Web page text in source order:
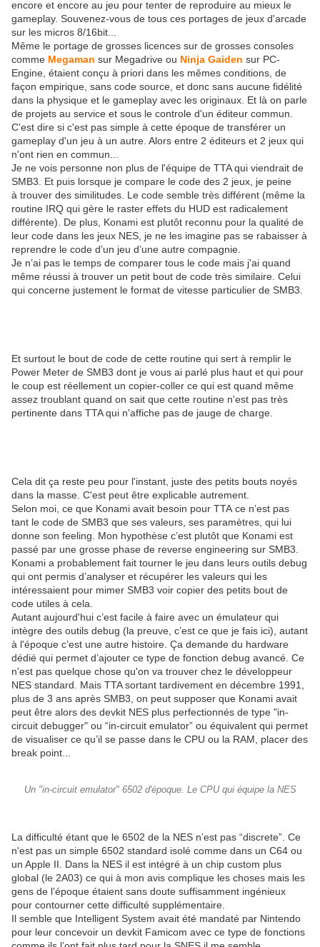
encore et encore au jeu pour tenter de reproduire au mieux le
gameplay. Souvenez-vous de tous ces portages de jeux d'arcade
sur les micros 8/16bit...
Même le portage de grosses licences sur de grosses consoles
comme Megaman sur Megadrive ou Ninja Gaiden sur PC-
Engine, étaient conçu à priori dans les mêmes conditions, de
façon empirique, sans code source, et donc sans aucune fidélité
dans la physique et le gameplay avec les originaux. Et là on parle
de projets au service et sous le controle d'un éditeur commun.
C'est dire si c'est pas simple à cette époque de transférer un
gameplay d'un jeu à un autre. Alors entre 2 éditeurs et 2 jeux qui
n'ont rien en commun...
Je ne vois personne non plus de l'équipe de TTA qui viendrait de
SMB3. Et puis lorsque je compare le code des 2 jeux, je peine
à trouver des similitudes. Le code semble très différent (même la
routine IRQ qui gère le raster effets du HUD est radicalement
différente). De plus, Konami est plutôt reconnu pour la qualité de
leur code dans les jeux NES, je ne les imagine pas se rabaisser à
reprendre le code d’un jeu d’une autre compagnie.
Je n’ai pas le temps de comparer tous le code mais j'ai quand
même réussi à trouver un petit bout de code très similaire. Celui
qui concerne justement le format de vitesse particulier de SMB3.
Et surtout le bout de code de cette routine qui sert à remplir le
Power Meter de SMB3 dont je vous ai parlé plus haut et qui pour
le coup est réellement un copier-coller ce qui est quand même
assez troublant quand on sait que cette routine n'est pas très
pertinente dans TTA qui n'affiche pas de jauge de charge.
Cela dit ça reste peu pour l'instant, juste des petits bouts noyés
dans la masse. C'est peut être explicable autrement.
Selon moi, ce que Konami avait besoin pour TTA ce n’est pas
tant le code de SMB3 que ses valeurs, ses paramètres, qui lui
donne son feeling. Mon hypothèse c’est plutôt que Konami est
passé par une grosse phase de reverse engineering sur SMB3.
Konami a probablement fait tourner le jeu dans leurs outils debug
qui ont permis d’analyser et récupérer les valeurs qui les
intéressaient pour mimer SMB3 voir copier des petits bout de
code utiles à cela.
Autant aujourd'hui c’est facile à faire avec un émulateur qui
intègre des outils debug (la preuve, c’est ce que je fais ici), autant
à l'époque c’est une autre histoire. Ça demande du hardware
dédié qui permet d’ajouter ce type de fonction debug avancé. Ce
n'est pas quelque chose qu'on va trouver chez le développeur
NES standard. Mais TTA sortant tardivement en décembre 1991,
plus de 3 ans après SMB3, on peut supposer que Konami avait
peut être alors des devkit NES plus perfectionnés de type "in-
circuit debugger" ou “in-circuit emulator” ou équivalent qui permet
de visualiser ce qu’il se passe dans le CPU ou la RAM, placer des
break point...
Un "in-circuit emulator" 6502 d'époque. Le CPU qui équipe la NES
La difficulté étant que le 6502 de la NES n’est pas “discrete”. Ce
n'est pas un simple 6502 standard isolé comme dans un C64 ou
un Apple II. Dans la NES il est intégré à un chip custom plus
global (le 2A03) ce qui à mon avis complique les choses mais les
gens de l’époque étaient sans doute suffisamment ingénieux
pour contourner cette difficulté supplémentaire.
Il semble que Intelligent System avait été mandaté par Nintendo
pour leur concevoir un devkit Famicom avec ce type de fonctions